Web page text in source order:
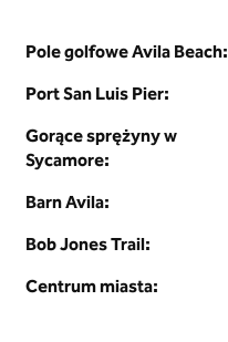
Pole golfowe Avila Beach:
Port San Luis Pier:
Gorące sprężyny w
Sycamore:
Barn Avila:
Bob Jones Trail:
Centrum miasta: